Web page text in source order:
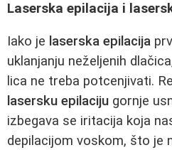
Laserska epilacija i
Iako je laserska epilacija
uklanjanju neželjenih
lica ne treba potcenjivati.
lasersku epilaciju gornje
izbegava se iritacija koja
depilacijom voskom, što je